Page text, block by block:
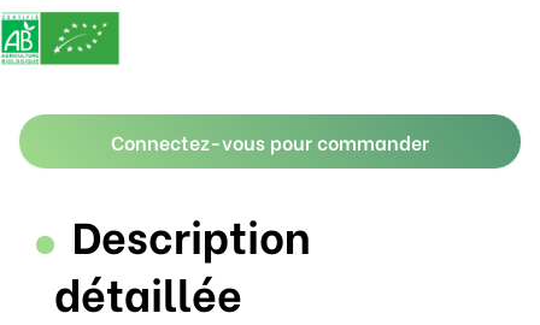
Connectez-vous pour commander
Description
détaillée